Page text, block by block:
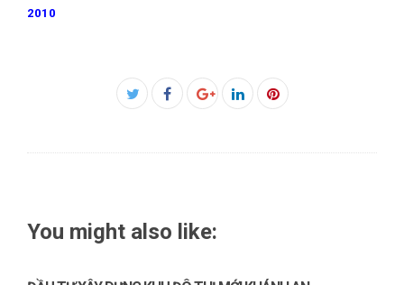
2010
Facebook
You might also like: